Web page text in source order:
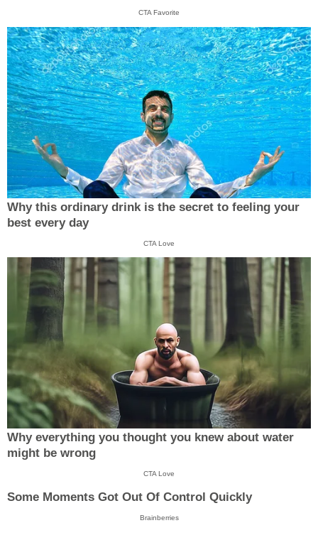
CTA Favorite
Why this ordinary drink is the secret to feeling your
best every day
CTA Love
Why everything you thought you knew about water
might be wrong
CTA Love
Some Moments Got Out Of Control Quickly
Brainberries